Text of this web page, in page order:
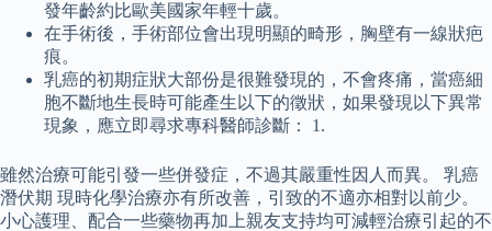
發年齡約比歐美國家年輕十歲。
在手術後，手術部位會出現明顯的畸形，胸壁有一線狀疤
痕。
乳癌的初期症狀大部份是很難發現的，不會疼痛，當癌細
胞不斷地生長時可能產生以下的徵狀，如果發現以下異常
現象，應立即尋求專科醫師診斷： 1.
雖然治療可能引發一些併發症，不過其嚴重性因人而異。 乳癌
潛伏期 現時化學治療亦有所改善，引致的不適亦相對以前少。
小心護理、配合一些藥物再加上親友支持均可減輕治療引起的不